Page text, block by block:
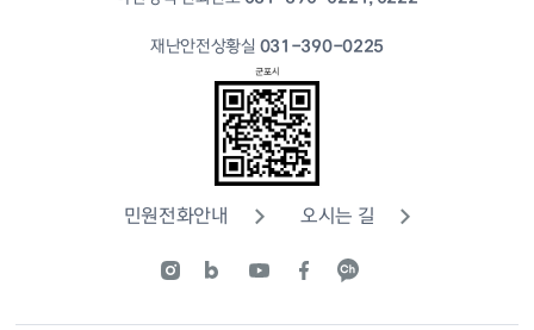
재난안전상황실 031-390-0225
민원전화안내 오시는 길